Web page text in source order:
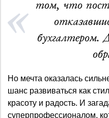
том, что
бухгалтером.
Но мечта оказалась
шанс развиваться как
красоту и радость. И
суперпрофессионалом,